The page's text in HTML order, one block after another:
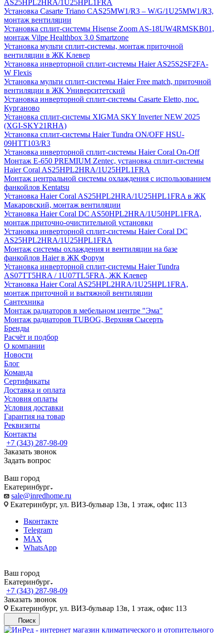
AS25HPL2HRA/1U25HPL1FRA
Установка Casarte Triano CAS25MW1/R3 – W/G/1U25MW1/R3,
монтаж вентиляции
Установка сплит-системы Hisense Zoom AS-18UW4RMSKB01,
монтаж Vilpe Healthbox 3.0 Smartzone
Установка мульти сплит-системы, монтаж приточной
вентиляции в ЖК Клевер
Установка инверторной сплит-системы Haier AS25S2SF2FA-
W Flexis
Установка мульти сплит-системы Haier Free match, приточной
вентиляции в ЖК Университетский
Установка инверторной сплит-системы Casarte Eletto, пос.
Курганово
Установка сплит-системы XIGMA SKY Inverter NEW 2025
(XGI-SKY21RHA)
Установка сплит-системы Haier Tundra ON/OFF HSU-
09HTT103/R3
Установка инверторной сплит-системы Haier Coral On-Off
Монтаж E-650 PREMIUM Zentec, установка сплит-системы
Haier Coral AS25HPL2HRA/1U25HPL1FRA
Монтаж центральной системы охлаждения с использованием
фанкойлов Kentatsu
Установка Haier Coral AS25HPL2HRA/1U25HPL1FRA в ЖК
Макаровский, монтаж вентиляции
Установка Haier Coral DC AS50HPL2HRA/1U50HPL1FRA,
монтаж приточно-очистительной установки
Установка инверторной сплит-системы Haier Coral DC
AS25HPL2HRA/1U25HPL1FRA
Монтаж системы охлаждения и вентиляции на базе
фанкойлов Haier в ЖК Форум
Установка инверторной сплит-системы Haier Tundra
AS07TT5HRA / 1U07TL5FRA, ЖК Клевер
Установка Haier Coral AS25HPL2HRA/1U25HPL1FRA,
монтаж приточной и вытяжной вентиляции
Сантехника
Монтаж радиаторов в мебельном центре "Эма"
Монтаж радиаторов TUBOG, Верхняя Сысерть
Бренды
Расчёт и подбор
О компании
Новости
Блог
Команда
Сертификаты
Доставка и оплата
Условия оплаты
Условия доставки
Гарантия на товар
Реквизиты
Контакты
+7 (343) 287-98-09
Заказать звонок
Задать вопрос
Ваш город
Екатеринбург
sale@inredhome.ru
Екатеринбург, ул. ВИЗ-бульвар 13в, 1 этаж, офис 113
Вконтакте
Telegram
MAX
WhatsApp
Ваш город
Екатеринбург
+7 (343) 287-98-09
Заказать звонок
Екатеринбург, ул. ВИЗ-бульвар 13в, 1 этаж, офис 113
Поиск